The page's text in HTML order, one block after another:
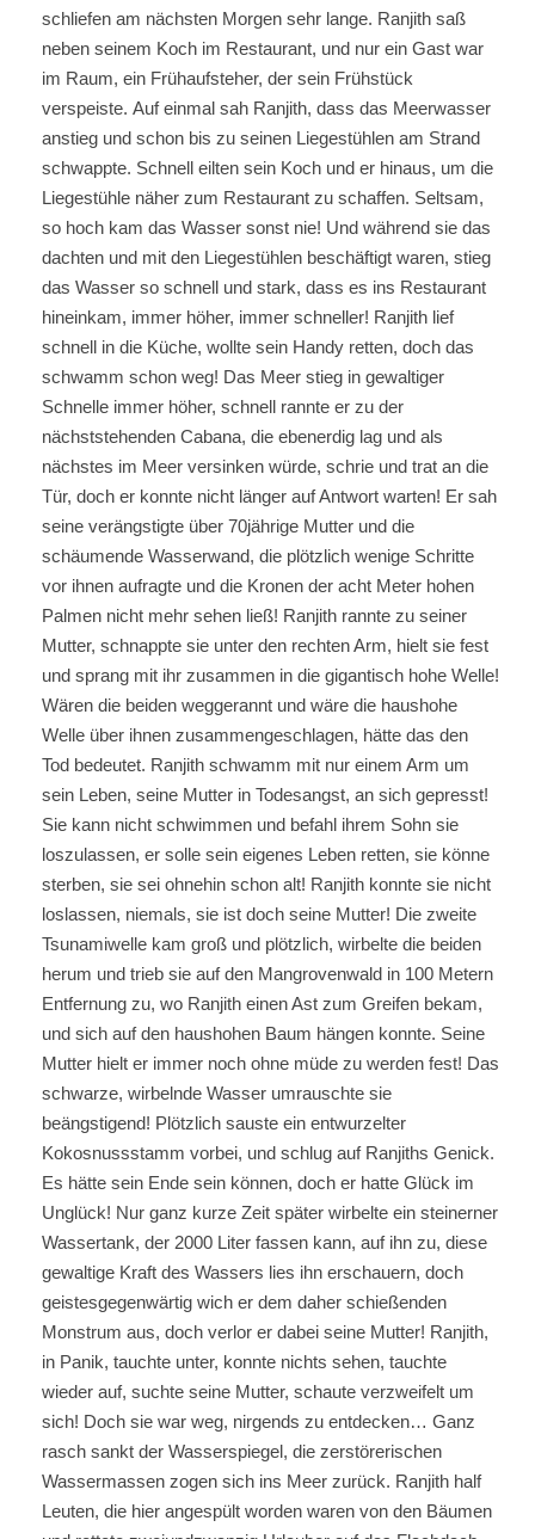
schliefen am nächsten Morgen sehr lange. Ranjith saß
neben seinem Koch im Restaurant, und nur ein Gast war
im Raum, ein Frühaufsteher, der sein Frühstück
verspeiste. Auf einmal sah Ranjith, dass das Meerwasser
anstieg und schon bis zu seinen Liegestühlen am Strand
schwappte. Schnell eilten sein Koch und er hinaus, um die
Liegestühle näher zum Restaurant zu schaffen. Seltsam,
so hoch kam das Wasser sonst nie! Und während sie das
dachten und mit den Liegestühlen beschäftigt waren, stieg
das Wasser so schnell und stark, dass es ins Restaurant
hineinkam, immer höher, immer schneller! Ranjith lief
schnell in die Küche, wollte sein Handy retten, doch das
schwamm schon weg! Das Meer stieg in gewaltiger
Schnelle immer höher, schnell rannte er zu der
nächststehenden Cabana, die ebenerdig lag und als
nächstes im Meer versinken würde, schrie und trat an die
Tür, doch er konnte nicht länger auf Antwort warten! Er sah
seine verängstigte über 70jährige Mutter und die
schäumende Wasserwand, die plötzlich wenige Schritte
vor ihnen aufragte und die Kronen der acht Meter hohen
Palmen nicht mehr sehen ließ! Ranjith rannte zu seiner
Mutter, schnappte sie unter den rechten Arm, hielt sie fest
und sprang mit ihr zusammen in die gigantisch hohe Welle!
Wären die beiden weggerannt und wäre die haushohe
Welle über ihnen zusammengeschlagen, hätte das den
Tod bedeutet. Ranjith schwamm mit nur einem Arm um
sein Leben, seine Mutter in Todesangst, an sich gepresst!
Sie kann nicht schwimmen und befahl ihrem Sohn sie
loszulassen, er solle sein eigenes Leben retten, sie könne
sterben, sie sei ohnehin schon alt! Ranjith konnte sie nicht
loslassen, niemals, sie ist doch seine Mutter! Die zweite
Tsunamiwelle kam groß und plötzlich, wirbelte die beiden
herum und trieb sie auf den Mangrovenwald in 100 Metern
Entfernung zu, wo Ranjith einen Ast zum Greifen bekam,
und sich auf den haushohen Baum hängen konnte. Seine
Mutter hielt er immer noch ohne müde zu werden fest! Das
schwarze, wirbelnde Wasser umrauschte sie
beängstigend! Plötzlich sauste ein entwurzelter
Kokosnussstamm vorbei, und schlug auf Ranjiths Genick.
Es hätte sein Ende sein können, doch er hatte Glück im
Unglück! Nur ganz kurze Zeit später wirbelte ein steinerner
Wassertank, der 2000 Liter fassen kann, auf ihn zu, diese
gewaltige Kraft des Wassers lies ihn erschauern, doch
geistesgegenwärtig wich er dem daher schießenden
Monstrum aus, doch verlor er dabei seine Mutter! Ranjith,
in Panik, tauchte unter, konnte nichts sehen, tauchte
wieder auf, suchte seine Mutter, schaute verzweifelt um
sich! Doch sie war weg, nirgends zu entdecken… Ganz
rasch sankt der Wasserspiegel, die zerstörerischen
Wassermassen zogen sich ins Meer zurück. Ranjith half
Leuten, die hier angespült worden waren von den Bäumen